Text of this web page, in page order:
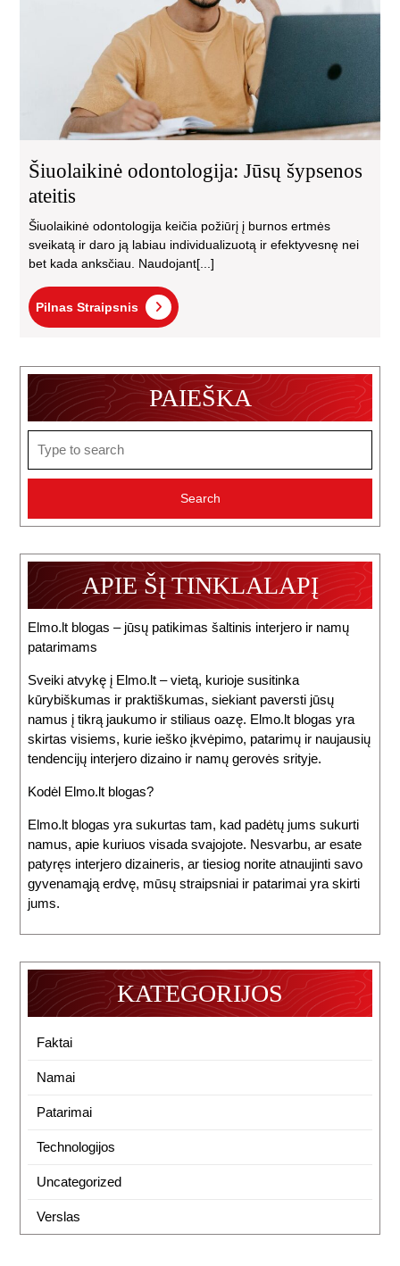
Šiuolaikinė odontologija: Jūsų šypsenos
ateitis
Šiuolaikinė odontologija keičia požiūrį į burnos ertmės
sveikatą ir daro ją labiau individualizuotą ir efektyvesnę nei
bet kada anksčiau. Naudojant[...]
Pilnas Straipsnis
Pilnas
Straipsnis
PAIEŠKA
for:
APIE ŠĮ TINKLALAPĮ
Elmo.lt blogas – jūsų patikimas šaltinis interjero ir namų
patarimams
Sveiki atvykę į Elmo.lt – vietą, kurioje susitinka
kūrybiškumas ir praktiškumas, siekiant paversti jūsų
namus į tikrą jaukumo ir stiliaus oazę. Elmo.lt blogas yra
skirtas visiems, kurie ieško įkvėpimo, patarimų ir naujausių
tendencijų interjero dizaino ir namų gerovės srityje.
Kodėl Elmo.lt blogas?
Elmo.lt blogas yra sukurtas tam, kad padėtų jums sukurti
namus, apie kuriuos visada svajojote. Nesvarbu, ar esate
patyręs interjero dizaineris, ar tiesiog norite atnaujinti savo
gyvenamąją erdvę, mūsų straipsniai ir patarimai yra skirti
jums.
KATEGORIJOS
Faktai
Namai
Patarimai
Technologijos
Uncategorized
Verslas